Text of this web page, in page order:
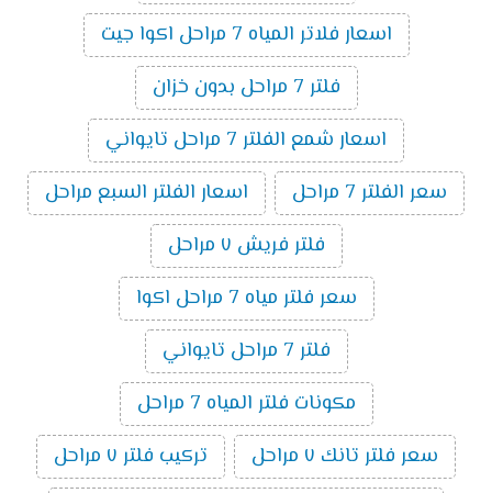
اسعار فلاتر المياه 7 مراحل اكوا جيت
فلتر 7 مراحل بدون خزان
اسعار شمع الفلتر 7 مراحل تايواني
سعر الفلتر 7 مراحل
اسعار الفلتر السبع مراحل
فلتر فريش ٧ مراحل
سعر فلتر مياه 7 مراحل اكوا
فلتر 7 مراحل تايواني
مكونات فلتر المياه 7 مراحل
سعر فلتر تانك ٧ مراحل
تركيب فلتر ٧ مراحل